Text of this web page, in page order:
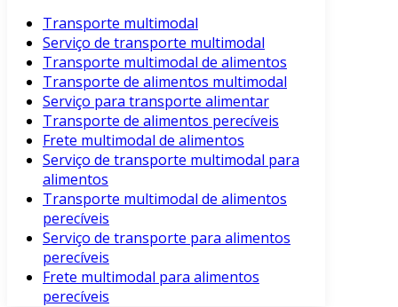
Transporte multimodal
Serviço de transporte multimodal
Transporte multimodal de alimentos
Transporte de alimentos multimodal
Serviço para transporte alimentar
Transporte de alimentos perecíveis
Frete multimodal de alimentos
Serviço de transporte multimodal para
alimentos
Transporte multimodal de alimentos
perecíveis
Serviço de transporte para alimentos
perecíveis
Frete multimodal para alimentos
perecíveis